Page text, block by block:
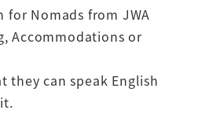
Nomads from JWA
Accommodations or
they can speak English